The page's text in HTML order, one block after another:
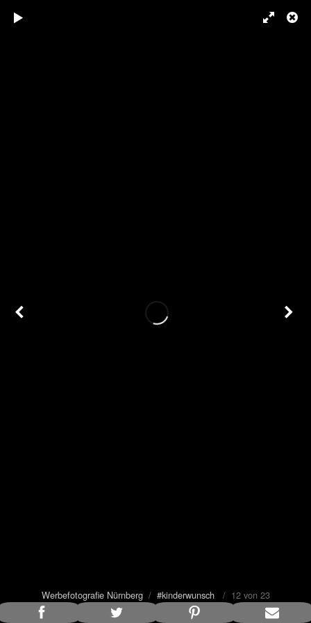
Werbefotografie Nürnberg/ #kinderwunsch/ 12 von 23
Bildunterschrift anzeigen